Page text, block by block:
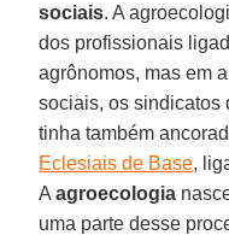
sociais. A
dos profissionais
agrônomos, mas em
sociais, os sindicatos
tinha também
Eclesiais de Base,
Aagroecologia
uma parte desse